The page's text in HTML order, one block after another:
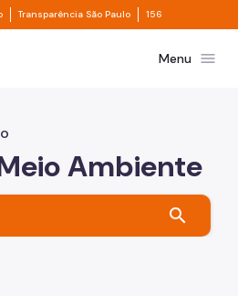
Divisor de acesso à informação
Transparência São Paulo Divisor de
156
São PauloMenu menu
Ambiente
search